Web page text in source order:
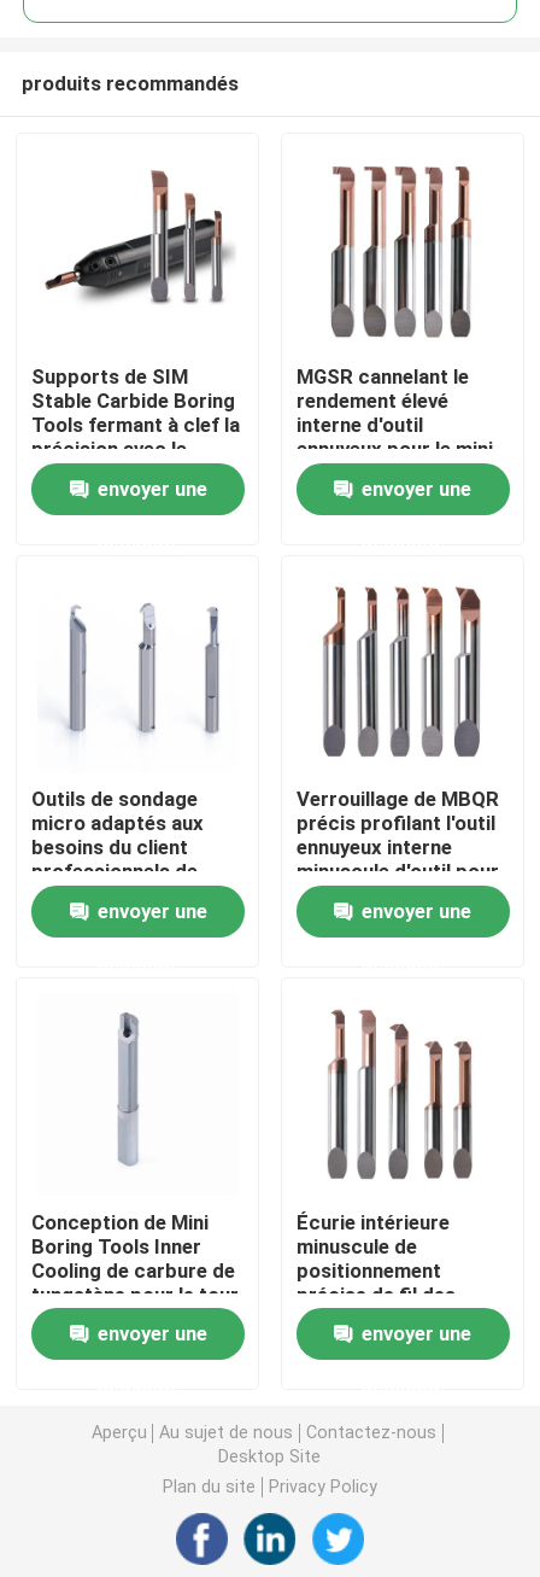
Produits
VR Show
Visite d'usine
Contrôle de la qualité
Contact
Demande de soumission
insertions de rotation de carbure
Carbure cannelant l'insertion
Composants de moule de poinçon
Outils de sondage de carbure
Matériel de carbure de tungstène
Carbure filetant des insertions
Insertions découpées
produits recommandés
Supports de SIM
Stable Carbide Boring
Tools fermant à clef la
précision avec le
liquide réfrigérant
interne envoyer une
MGSR cannelant le
rendement élevé
interne d'outil
ennuyeux pour le mini
tour de rotation de
commande numérique
par ordinateur
envoyer une
Outils de sondage
micro adaptés aux
besoins du client
professionnels de
carbure pour une
diverse demande de
usinage ennuyeuse
envoyer une
Verrouillage de MBQR
précis profilant l'outil
ennuyeux interne
minuscule d'outil pour
le finissage de trou
envoyer une
Conception de Mini
Boring Tools Inner
Cooling de carbure de
tungstène pour le tour
de rotation de
commande numérique
par ordinateur
envoyer une
Écurie intérieure
minuscule de
positionnement
précise de fil des
outils de sondage de
carbure MTHR A60
envoyer une
Aperçu Au sujet de nous
Contactez-nous
Desktop Site
Plan du site
Privacy Policy